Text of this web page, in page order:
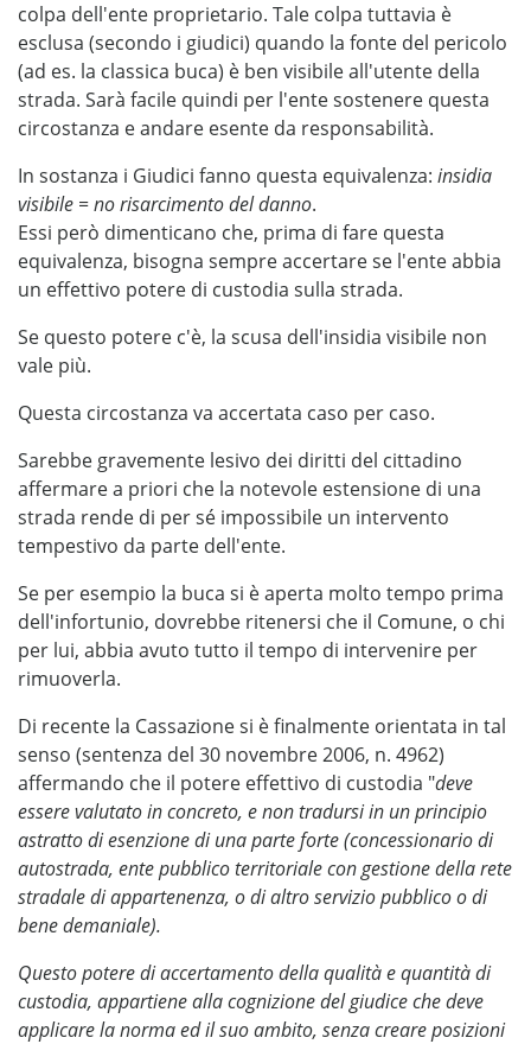
colpa dell'ente proprietario. Tale colpa tuttavia è
esclusa (secondo i giudici) quando la fonte del pericolo
(ad es. la classica buca) è ben visibile all'utente della
strada. Sarà facile quindi per l'ente sostenere questa
circostanza e andare esente da responsabilità.
In sostanza i Giudici fanno questa equivalenza: insidia
visibile = no risarcimento del danno.
Essi però dimenticano che, prima di fare questa
equivalenza, bisogna sempre accertare se l'ente abbia
un effettivo potere di custodia sulla strada.
Se questo potere c'è, la scusa dell'insidia visibile non
vale più.
Questa circostanza va accertata caso per caso.
Sarebbe gravemente lesivo dei diritti del cittadino
affermare a priori che la notevole estensione di una
strada rende di per sé impossibile un intervento
tempestivo da parte dell'ente.
Se per esempio la buca si è aperta molto tempo prima
dell'infortunio, dovrebbe ritenersi che il Comune, o chi
per lui, abbia avuto tutto il tempo di intervenire per
rimuoverla.
Di recente la Cassazione si è finalmente orientata in tal
senso (sentenza del 30 novembre 2006, n. 4962)
affermando che il potere effettivo di custodia "deve
essere valutato in concreto, e non tradursi in un principio
astratto di esenzione di una parte forte (concessionario di
autostrada, ente pubblico territoriale con gestione della rete
stradale di appartenenza, o di altro servizio pubblico o di
bene demaniale).
Questo potere di accertamento della qualità e quantità di
custodia, appartiene alla cognizione del giudice che deve
applicare la norma ed il suo ambito, senza creare posizioni